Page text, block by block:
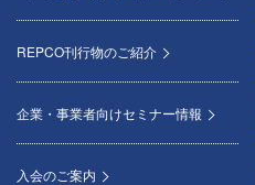
REPCO刊行物のご紹介
企業・事業者向けセミナー情報
入会のご案内